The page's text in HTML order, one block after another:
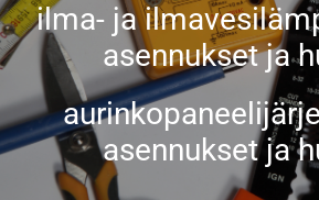
ilma- ja
asennukset ja
asennukset ja